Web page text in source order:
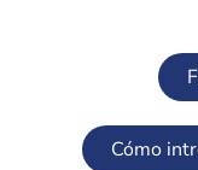
Cómo